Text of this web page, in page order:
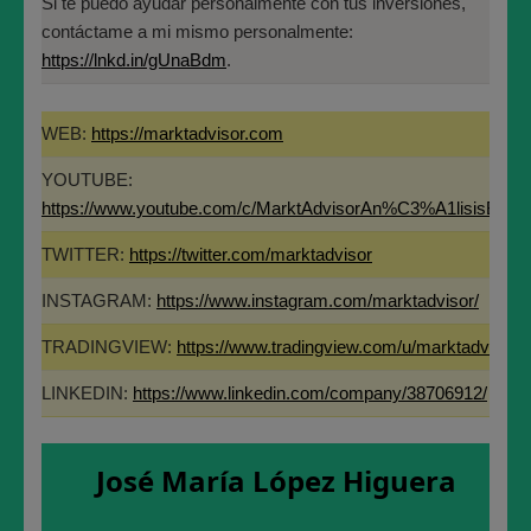
10- En definitiva, la gente de a pie no tiene miedo a
invertir. y por tanto no toma precauciones. Lo mismo
11- Mientras tanto los multimillonarios llevan sacando
dinero de Bolsa todo este año a saco.
contáctame a mi mismo personalmente:
https://lnkd.in/gUnaBdm.
WEB: https://marktadvisor.com
YOUTUBE:
https://www.youtube.com/c/
TWITTER: https://twitter.com/marktadvisor
INSTAGRAM: https://www.instagram.com/marktadvisor/
TRADINGVIEW: https://www.tradingview.com/u/marktadvisor/
LINKEDIN: https://www.linkedin.com/company/38706912/
José María López Higuera